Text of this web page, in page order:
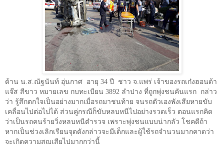
ด้าน น.ส.ณัฐนันท์ อุ่นกาศ อายุ 34 ปี ชาว จ.แพร่ เจ้าของรถเก๋งฮอนด้า
แจ๊ส สีขาว หมายเลข กบทะเบียน 3892 ลำปาง ที่ถูกพุ่งชนคันแรก กล่าว
ว่า รู้สึกตกใจเป็นอย่างมากเมื่อรถมาชนท้าย จนรถตัวเองพังเสียหายขับ
เคลื่อนไปต่อไปได้ ส่วนคู่กรณีก็ขับหลบหนีไปอย่างรวดเร็ว ตอนแรกคิด
ว่าเป็นรถคนร้ายวิ่งหลบหนีตำรวจ เพราะพุ่งชนแบบน่ากลัว โชคดีถ้า
หากเป็นช่วงเลิกเรียนจุดดังกล่าวจะมีเด็กและผู้ใช้รถจำนวนมากคาดว่า
จะเกิดความสูญเสียไปมากกว่านี้